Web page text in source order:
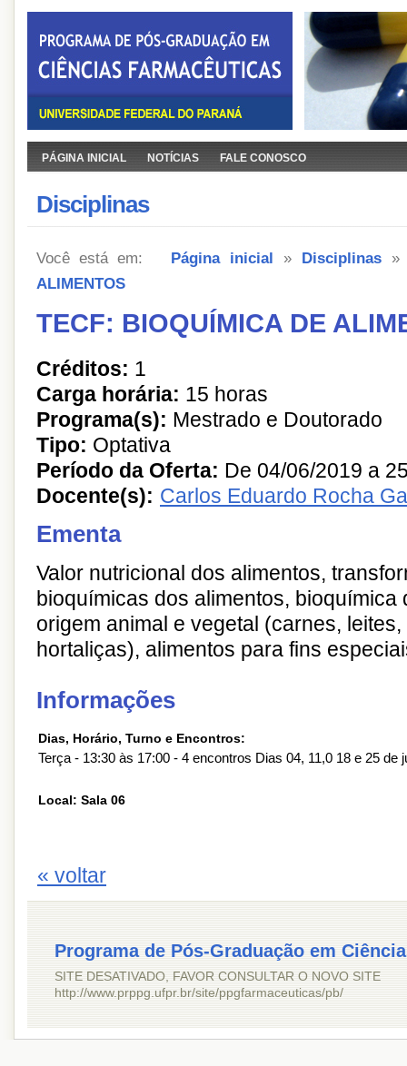
PÁGINA INICIAL NOTÍCIAS FALE CONOSCO
Disciplinas
Você está em: Página inicial » Disciplinas
ALIMENTOS
TECF: BIOQUÍMICA DE
Créditos: 1
Carga horária: 15 horas
Programa(s): Mestrado e Doutorado
Tipo: Optativa
Período da Oferta: De 04/06/2019 a
Docente(s): Carlos Eduardo Rocha
Ementa
Valor nutricional dos alimentos,
bioquímicas dos alimentos, bioquímica
origem animal e vegetal (carnes,
hortaliças), alimentos para fins
Informações
Dias, Horário, Turno e Encontros:
Terça - 13:30 às 17:00 - 4 encontros Dias 04, 11,0 18 e 25 de
Local: Sala 06
« voltar
Programa de Pós-Graduação em
SITE DESATIVADO, FAVOR CONSULTAR O NOVO SITE
http://www.prppg.ufpr.br/site/ppgfarmaceuticas/pb/